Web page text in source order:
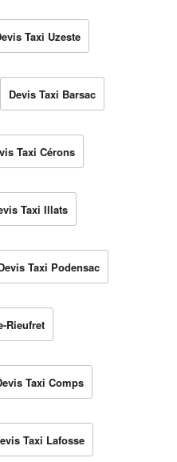
Taxi Uzeste
Devis Taxi Barsac
Taxi Cérons
Taxi Illats
Taxi Podensac
Rieufret
Taxi Comps
Taxi Lafosse